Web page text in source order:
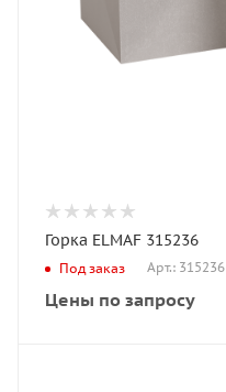
Горка ELMAF 315236
Под заказ Арт.: 315236
Цены по запросу